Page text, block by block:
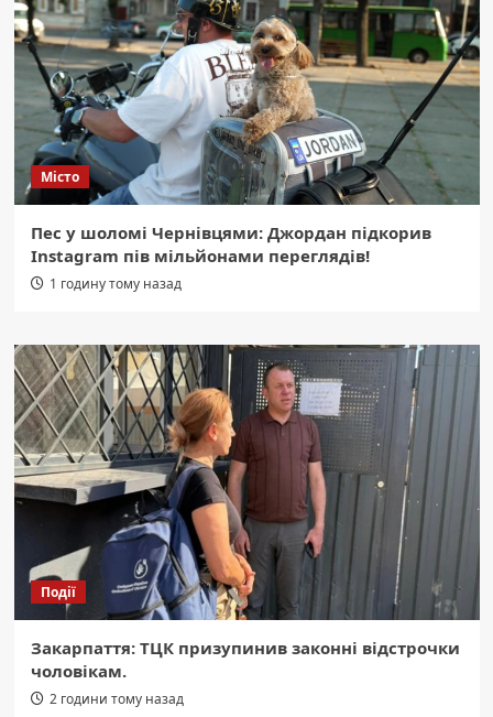
Місто
Пес у шоломі Чернівцями: Джордан підкорив
Instagram пів мільйонами переглядів!
1 годину тому назад
Події
Закарпаття: ТЦК призупинив законні відстрочки
чоловікам.
2 години тому назад